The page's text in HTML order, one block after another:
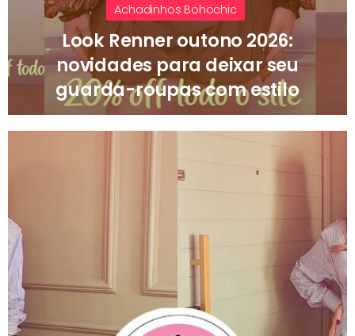
Achadinhos Bohochic
Look Renner outono 2026:
novidades para deixar seu
guarda-roupas com estilo